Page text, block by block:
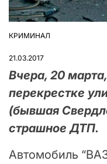
ОПУБЛІКУВАТИ
КРИМИНАЛ
21.03.2017
Вчера, 20
перекрестке
(бывшая
страшное ДТП.
Автомобиль